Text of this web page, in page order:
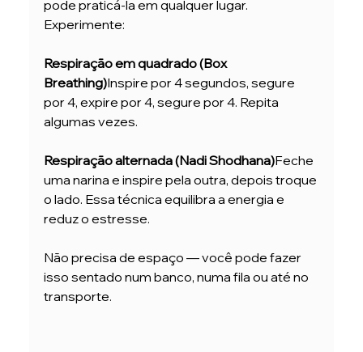
pode praticá-la em qualquer lugar.
Experimente:
Respiração em quadrado (Box
Breathing)Inspire por 4 segundos, segure
por 4, expire por 4, segure por 4. Repita
algumas vezes.
Respiração alternada (Nadi Shodhana)Feche
uma narina e inspire pela outra, depois troque
o lado. Essa técnica equilibra a energia e
reduz o estresse.
Não precisa de espaço — você pode fazer
isso sentado num banco, numa fila ou até no
transporte.